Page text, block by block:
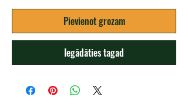
Pievienot grozam
Iegādāties tagad